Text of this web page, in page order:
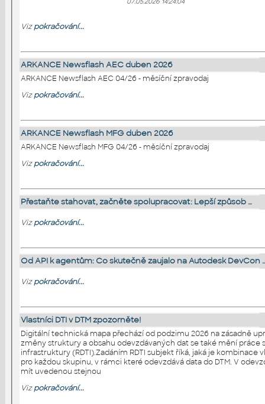
Vizpokračování...
ARKANCE Newsflash AEC duben 2026
ARKANCE Newsflash AEC 04/26 - měsíční zpravodaj
Vizpokračování...
ARKANCE Newsflash MFG duben 2026
ARKANCE Newsflash MFG 04/26 - měsíční zpravodaj
Vizpokračování...
Přestaňte stahovat, začněte spolupracovat: Lepší způsob …
Vizpokračování...
Od API k agentům: Co skutečně zaujalo na Autodesk DevCon
Vizpokračování...
Vlastníci DTI v DTM zpozorněte!
Digitální technická mapa přechází od podzimu 2026 na zásadně
změny struktury a obsahu odevzdávaných dat se také mění práce
infrastruktury (RDTI).Zadáním RDTI subjekt říká, jaká je
pro každou skupinu, v rámci které odevzdává data do DTM. V
mít uvedenou stejnou
Vizpokračování...